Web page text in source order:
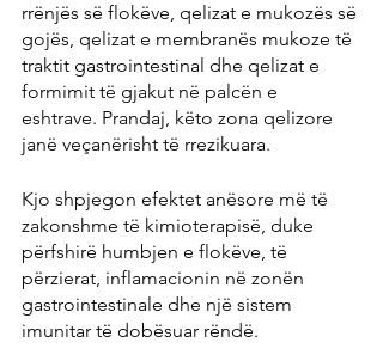
rrënjës së flokëve, qelizat e mukozës së
gojës, qelizat e membranës mukoze të
traktit gastrointestinal dhe qelizat e
formimit të gjakut në palcën e
eshtrave. Prandaj, këto zona qelizore
janë veçanërisht të rrezikuara.
Kjo shpjegon efektet anësore më të
zakonshme të kimioterapisë, duke
përfshirë humbjen e flokëve, të
përzierat, inflamacionin në zonën
gastrointestinale dhe një sistem
imunitar të dobësuar rëndë.